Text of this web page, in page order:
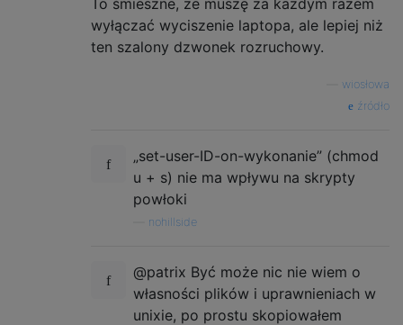
wyłączać wyciszenie laptopa, ale lepiej niż
ten szalony dzwonek rozruchowy.
wiosłowa
źródło
„set-user-ID-on-wykonanie” (chmod
u + s) nie ma wpływu na skrypty
powłoki
nohillside
@patrix Być może nic nie wiem o
własności plików i uprawnieniach w
unixie, po prostu skopiowałem